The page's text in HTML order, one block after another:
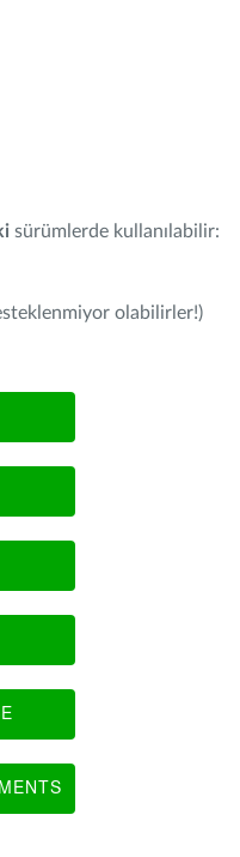
sürümlerde kullanılabilir:
olabilirler!)